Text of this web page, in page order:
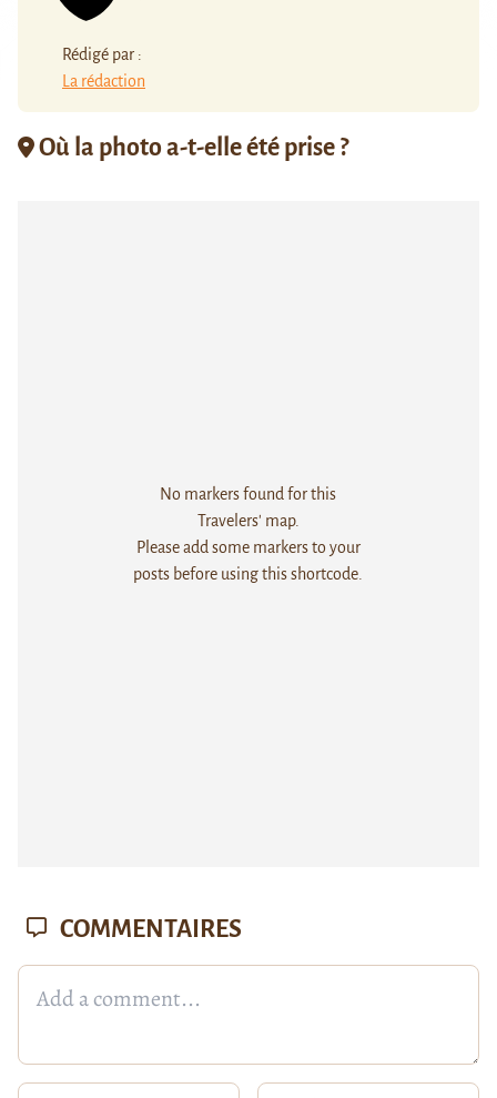
Rédigé par :
La rédaction
Où la photo a-t-elle été prise ?
No markers found for this
Travelers' map.
Please add some markers to your
posts before using this shortcode.
COMMENTAIRES